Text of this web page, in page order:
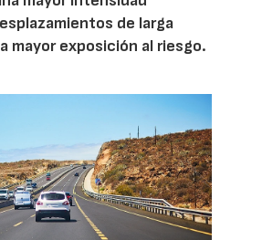
de larga
mayor exposición al riesgo.